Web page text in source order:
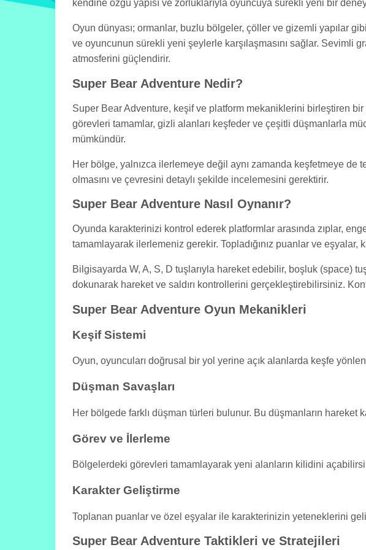
kendine özgü yapısı ve zorluklarıyla oyuncuya sürekli yeni bir
Oyun dünyası; ormanlar, buzlu bölgeler, çöller ve gizemli yapılar
ve oyuncunun sürekli yeni şeylerle karşılaşmasını sağlar. Sevimli
atmosferini güçlendirir.
Super Bear Adventure Nedir?
Super Bear Adventure, keşif ve platform mekaniklerini birleştiren
görevleri tamamlar, gizli alanları keşfeder ve çeşitli düşmanlarla
mümkündür.
Her bölge, yalnızca ilerlemeye değil aynı zamanda keşfetmeye
olmasını ve çevresini detaylı şekilde incelemesini gerektirir.
Super Bear Adventure Nasıl Oynanır?
Oyunda karakterinizi kontrol ederek platformlar arasında zıplar,
tamamlayarak ilerlemeniz gerekir. Topladığınız puanlar ve eşyalar,
Bilgisayarda W, A, S, D tuşlarıyla hareket edebilir, boşluk (space)
dokunarak hareket ve saldırı kontrollerini gerçekleştirebilirsiniz.
Super Bear Adventure Oyun Mekanikleri
Keşif Sistemi
Oyun, oyuncuları doğrusal bir yol yerine açık alanlarda keşfe
Düşman Savaşları
Her bölgede farklı düşman türleri bulunur. Bu düşmanların hareket
Görev ve İlerleme
Bölgelerdeki görevleri tamamlayarak yeni alanların kilidini
Karakter Geliştirme
Toplanan puanlar ve özel eşyalar ile karakterinizin yeteneklerini
Super Bear Adventure Taktikleri ve Stratejileri